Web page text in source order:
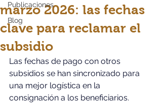
Publicaciones
Blog
marzo 2026: las fechas
clave para reclamar el
subsidio
Las fechas de pago con otros
subsidios se han sincronizado para
una mejor logística en la
consignación a los beneficiarios.